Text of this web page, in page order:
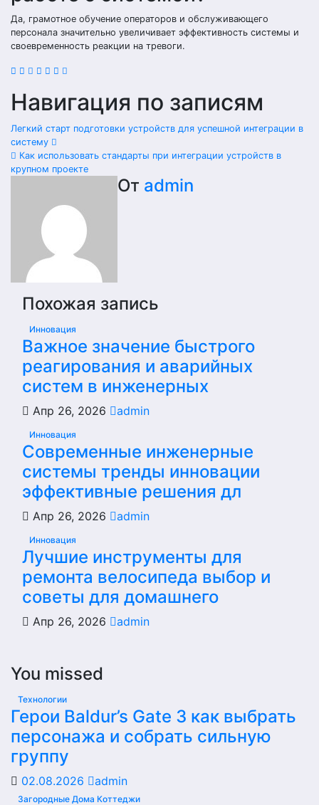
Да, грамотное обучение операторов и обслуживающего
персонала значительно увеличивает эффективность системы и
своевременность реакции на тревоги.
Навигация по записям
Легкий старт подготовки устройств для успешной интеграции в
систему
Как использовать стандарты при интеграции устройств в
крупном проекте
От admin
Похожая запись
Инновация
Важное значение быстрого
реагирования и аварийных
систем в инженерных
Апр 26, 2026 admin
Инновация
Современные инженерные
системы тренды инновации
эффективные решения дл
Апр 26, 2026 admin
Инновация
Лучшие инструменты для
ремонта велосипеда выбор и
советы для домашнего
Апр 26, 2026 admin
You missed
Технологии
Герои Baldur’s Gate 3 как выбрать
персонажа и собрать сильную
группу
02.08.2026 admin
Загородные Дома Коттеджи